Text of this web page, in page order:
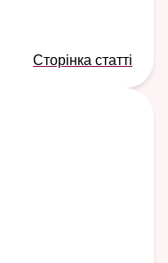
Сторінка статті